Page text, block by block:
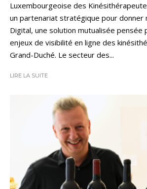
Luxembourgeoise des
un partenariat stratégique pour donner
Digital, une solution mutualisée pensée
enjeux de visibilité en ligne des
Grand-Duché. Le secteur des...
LIRE LA SUITE